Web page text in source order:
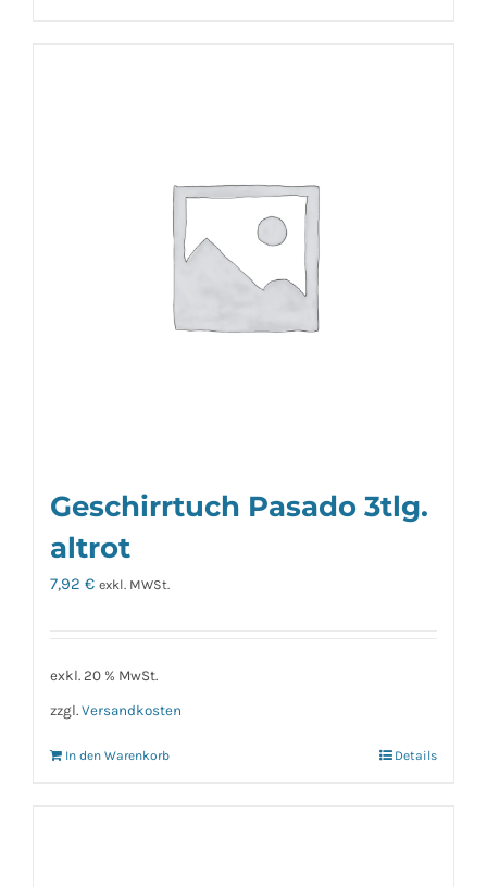
Geschirrtuch Pasado 3tlg.
altrot
7,92 € exkl. MWSt.
exkl. 20 % MwSt.
zzgl. Versandkosten
In den Warenkorb Details